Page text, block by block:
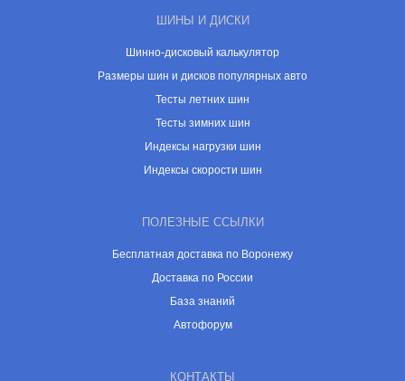
ШИНЫ И ДИСКИ
Шинно-дисковый калькулятор
Размеры шин и дисков популярных авто
Тесты летних шин
Тесты зимних шин
Индексы нагрузки шин
Индексы скорости шин
ПОЛЕЗНЫЕ ССЫЛКИ
Бесплатная доставка по Воронежу
Доставка по России
База знаний
Автофорум
КОНТАКТЫ